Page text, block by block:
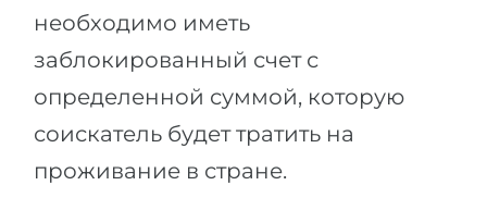
необходимо иметь
заблокированный счет с
определенной суммой, которую
соискатель будет тратить на
проживание в стране.